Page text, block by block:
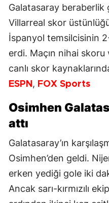
Galatasaray beraberlik
Villarreal skor
İspanyol temsilcisinin
erdi. Maçın nihai skoru
canlı skor
ESPN , FOX Sports
Osimhen
attı
Galatasaray’ın
Osimhen’den geldi.
erken yediği gole iki
Ancak sarı-kırmızılı